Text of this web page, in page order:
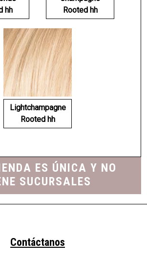
hh
Rooted hh
Lightchampagne
Rooted hh
ES ÚNICA Y NO
SUCURSALES
Contáctanos